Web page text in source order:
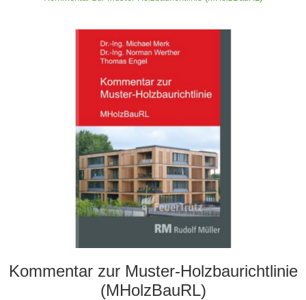
Kommentar zur Muster-Holzbaurichtlinie
(MHolzBauRL)